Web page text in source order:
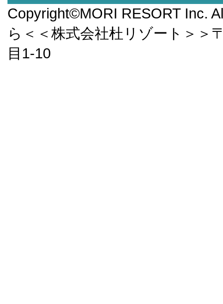
Copyright©MORI RESORT Inc.
ら＜＜株式会社杜リゾート＞＞
目1-10